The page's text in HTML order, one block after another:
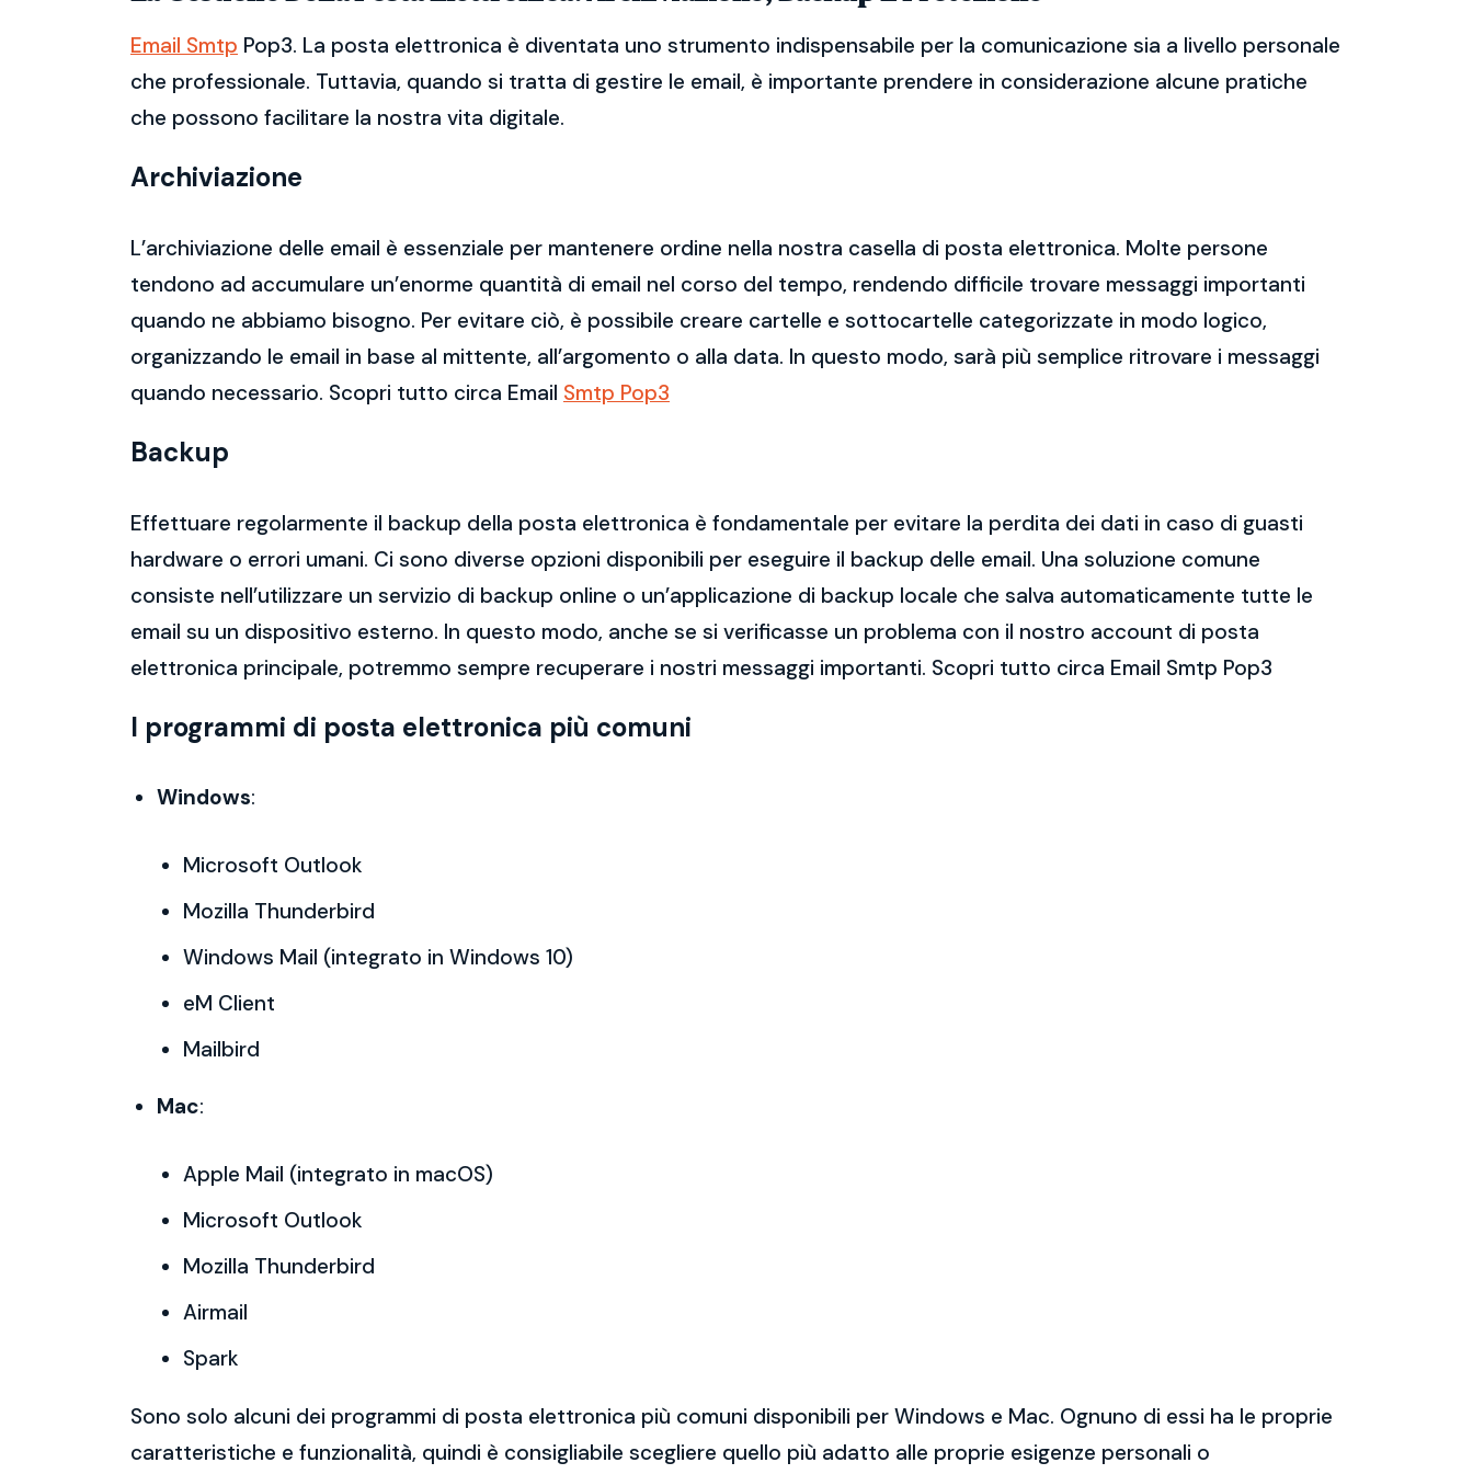
Email Smtp Pop3. La posta elettronica è diventata uno strumento indispensabile per la comunicazione sia a livello personale
che professionale. Tuttavia, quando si tratta di gestire le email, è importante prendere in considerazione alcune pratiche
che possono facilitare la nostra vita digitale.
Archiviazione
L’archiviazione delle email è essenziale per mantenere ordine nella nostra casella di posta elettronica. Molte persone
tendono ad accumulare un’enorme quantità di email nel corso del tempo, rendendo difficile trovare messaggi importanti
quando ne abbiamo bisogno. Per evitare ciò, è possibile creare cartelle e sottocartelle categorizzate in modo logico,
organizzando le email in base al mittente, all’argomento o alla data. In questo modo, sarà più semplice ritrovare i messaggi
quando necessario. Scopri tutto circa Email Smtp Pop3
Backup
Effettuare regolarmente il backup della posta elettronica è fondamentale per evitare la perdita dei dati in caso di guasti
hardware o errori umani. Ci sono diverse opzioni disponibili per eseguire il backup delle email. Una soluzione comune
consiste nell’utilizzare un servizio di backup online o un’applicazione di backup locale che salva automaticamente tutte le
email su un dispositivo esterno. In questo modo, anche se si verificasse un problema con il nostro account di posta
elettronica principale, potremmo sempre recuperare i nostri messaggi importanti. Scopri tutto circa Email Smtp Pop3
I programmi di posta elettronica più comuni
Windows:
Microsoft Outlook
Mozilla Thunderbird
Windows Mail (integrato in Windows 10)
eM Client
Mailbird
Mac:
Apple Mail (integrato in macOS)
Microsoft Outlook
Mozilla Thunderbird
Airmail
Spark
Sono solo alcuni dei programmi di posta elettronica più comuni disponibili per Windows e Mac. Ognuno di essi ha le proprie
caratteristiche e funzionalità, quindi è consigliabile scegliere quello più adatto alle proprie esigenze personali o